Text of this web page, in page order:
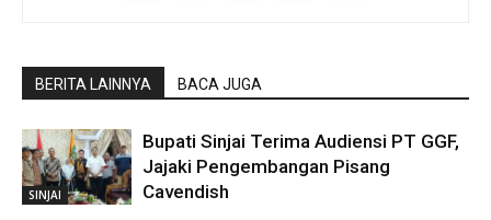
BERITA LAINNYA BACA JUGA
SINJAI
Bupati Sinjai Terima Audiensi PT GGF,
Jajaki Pengembangan Pisang
Cavendish